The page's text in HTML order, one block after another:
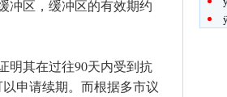
冲区，缓冲区的有效期约
明其在过往90天内受到抗
申请续期。而根据多市议